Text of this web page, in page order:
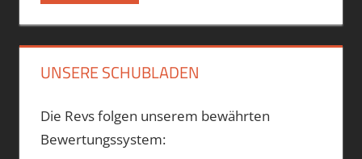
UNSERE SCHUBLADEN
Die Revs folgen unserem bewährten
Bewertungssystem: